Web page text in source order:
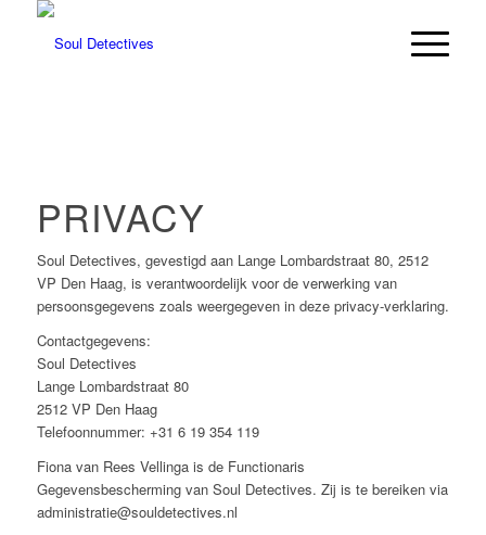
PRIVACY
Soul Detectives, gevestigd aan Lange Lombardstraat 80, 2512
VP Den Haag, is verantwoordelijk voor de verwerking van
persoonsgegevens zoals weergegeven in deze privacy-verklaring.
Contactgegevens:
Soul Detectives
Lange Lombardstraat 80
2512 VP Den Haag
Telefoonnummer: +31 6 19 354 119
Fiona van Rees Vellinga is de Functionaris
Gegevensbescherming van Soul Detectives. Zij is te bereiken via
administratie@souldetectives.nl